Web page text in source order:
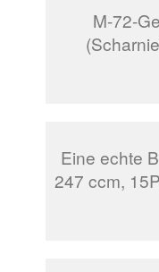
M-72-
Eine echte
247 ccm,